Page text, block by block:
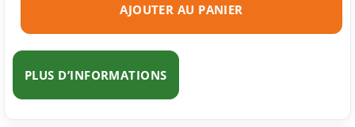
AJOUTER AU PANIER
PLUS D’INFORMATIONS